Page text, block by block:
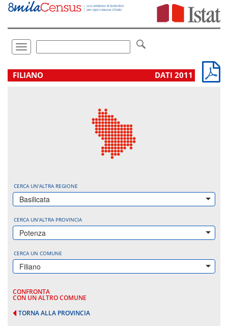
Vai
direttamente
Toggle
navigation
.
FILIANO DATI 2011
CERCA UN'ALTRA REGIONE
Basilicata
CERCA UN'ALTRA PROVINCIA
Potenza
CERCA UN COMUNE
Filiano
CONFRONTA
CON UN ALTRO COMUNE
TORNA ALLA PROVINCIA